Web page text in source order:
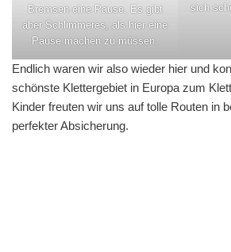
Bremsen eine Pause. Es gibt
aber Schlimmeres, als hier eine
Pause machen zu müssen.
sich
Endlich waren wir also wieder hier und
schönste Klettergebiet in Europa zum
Kinder freuten wir uns auf tolle Routen in
perfekter Absicherung.